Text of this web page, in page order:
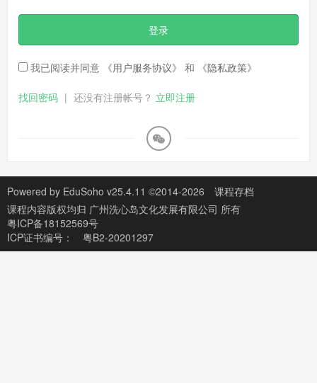
登录
我已阅读并同意 《用户服务协议》 和 《隐私政策》
找回密码 | 还没有注册帐号？ 立即注册
Powered by EduSoho v25.4.11 ©2014-2026
课程存档
课程内容版权均归 广州洗心岛文化发展有限公司 所有
粤ICP备18152569号
ICP证书编号：
粤B2-20201297